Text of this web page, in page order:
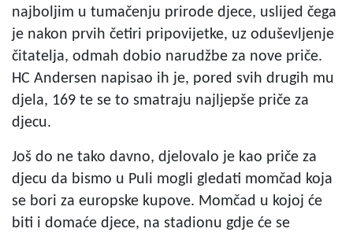
najboljim u tumačenju prirode djece, uslijed čega
je nakon prvih četiri pripovijetke, uz oduševljenje
čitatelja, odmah dobio narudžbe za nove priče.
HC Andersen napisao ih je, pored svih drugih mu
djela, 169 te se to smatraju najljepše priče za
djecu.
Još do ne tako davno, djelovalo je kao priče za
djecu da bismo u Puli mogli gledati momčad koja
se bori za europske kupove. Momčad u kojoj će
biti i domaće djece, na stadionu gdje će se